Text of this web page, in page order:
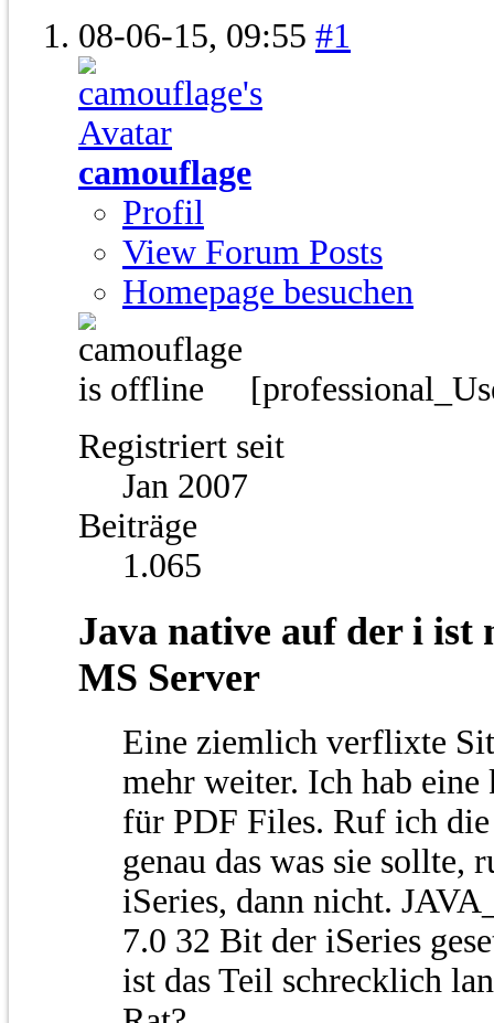
08-06-15, 09:55 #1
camouflage
Profil
View Forum Posts
Homepage besuchen
Registriert seit
Jan 2007
Beiträge
1.065
Java native auf der i ist
MS Server
Eine ziemlich verflixte
mehr weiter. Ich hab
für PDF Files. Ruf ich
genau das was sie sollte,
iSeries, dann nicht.
7.0 32 Bit der iSeries
ist das Teil schrecklich